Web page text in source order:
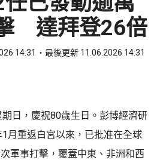
達拜登26倍
14:31 最後更新 11.06.2026 14:31
日，慶祝80歲生日。彭博經濟研
月重返白宮以來，已批准在全球
軍事打擊，覆蓋中東、非洲和西